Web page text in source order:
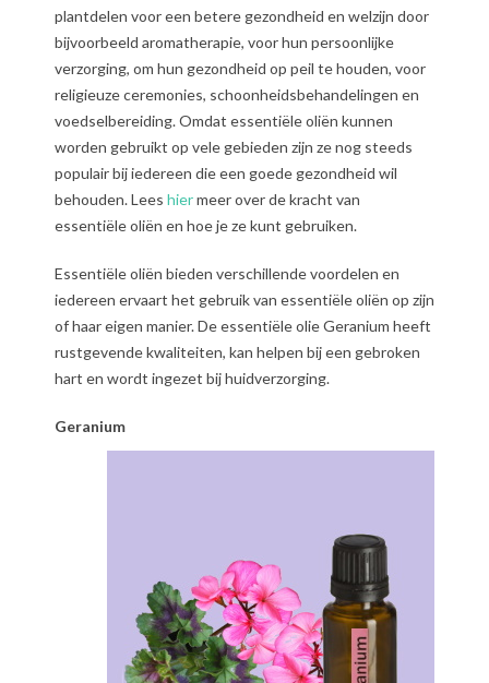
plantdelen voor een betere gezondheid en welzijn door
bijvoorbeeld aromatherapie, voor hun persoonlijke
verzorging, om hun gezondheid op peil te houden, voor
religieuze ceremonies, schoonheidsbehandelingen en
voedselbereiding. Omdat essentiële oliën kunnen
worden gebruikt op vele gebieden zijn ze nog steeds
populair bij iedereen die een goede gezondheid wil
behouden. Lees hiermeer over de kracht van
essentiële oliën en hoe je ze kunt gebruiken.
Essentiële oliën bieden verschillende voordelen en
iedereen ervaart het gebruik van essentiële oliën op zijn
of haar eigen manier. De essentiële olie Geranium heeft
rustgevende kwaliteiten, kan helpen bij een gebroken
hart en wordt ingezet bij huidverzorging.
Geranium